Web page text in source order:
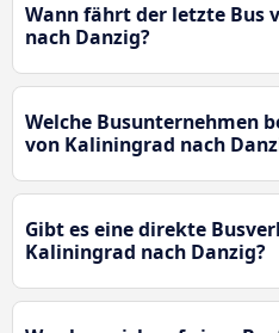
Wann fährt der letzte Bus
nach Danzig?
Welche Busunternehmen
von Kaliningrad nach
Gibt es eine direkte
Kaliningrad nach Danzig?